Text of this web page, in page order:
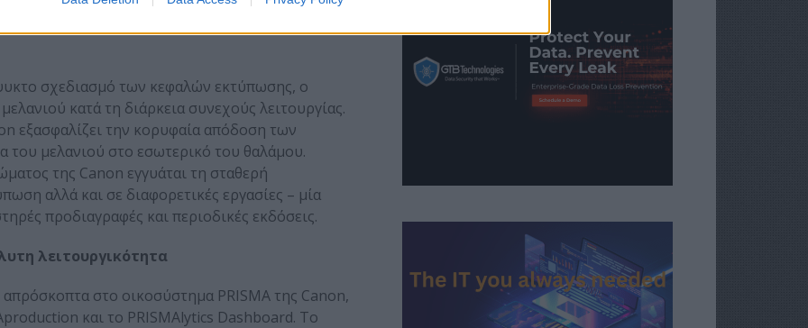
υφιστάμενους κατόχους της πλατφόρμας
σχεδιασμό των κεφαλών εκτύπωσης, ο
κατά τη διάρκεια συνεχούς λειτουργίας.
εξασφαλίζει την κορυφαία απόδοση των
μελανιού στο εσωτερικό του θαλάμου.
της Canon εγγυάται τη σταθερή
αλλά και σε διαφορετικές εργασίες – μία
προδιαγραφές και περιοδικές εκδόσεις.
λειτουργικότητα
στο οικοσύστημα PRISMA της Canon,
και το PRISMAlytics Dashboard. Το